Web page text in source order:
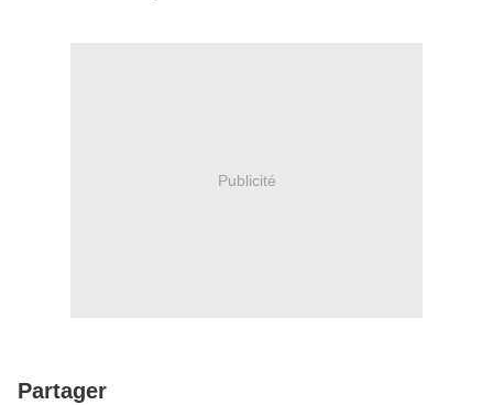
Publicité
Partager